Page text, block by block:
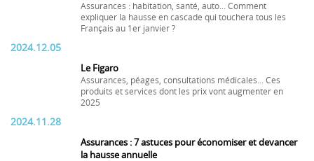
Assurances : habitation, santé, auto... Comment
expliquer la hausse en cascade qui touchera tous les
Français au 1er janvier ?
2024.12.05
Le Figaro
Assurances, péages, consultations médicales... Ces
produits et services dont les prix vont augmenter en
2025
2024.11.28
Assurances : 7 astuces pour économiser et devancer
la hausse annuelle